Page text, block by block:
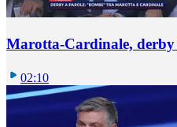
Marotta-Cardinale, derby
02:10